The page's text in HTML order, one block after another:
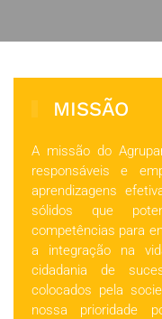
MISSÃO
A missão do
responsáveis e
aprendizagens
sólidos que
competências para
a integração na
cidadania de
colocados pela
nossa prioridade